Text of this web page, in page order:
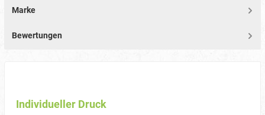
Marke
Bewertungen
Individueller Druck